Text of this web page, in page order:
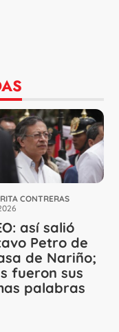
CONTRERAS
así salió
Petro de
de Nariño;
fueron sus
palabras